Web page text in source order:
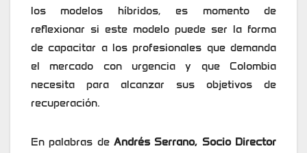
los modelos híbridos, es momento de
reflexionar si este modelo puede ser la forma
de capacitar a los profesionales que demanda
el mercado con urgencia y que Colombia
necesita para alcanzar sus objetivos de
recuperación.
En palabras de Andrés Serrano, Socio Director